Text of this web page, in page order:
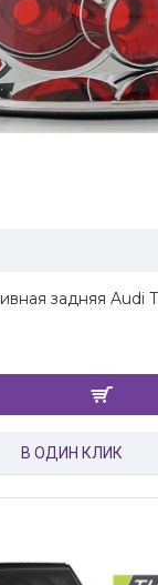
задняя Audi
В ОДИН КЛИК